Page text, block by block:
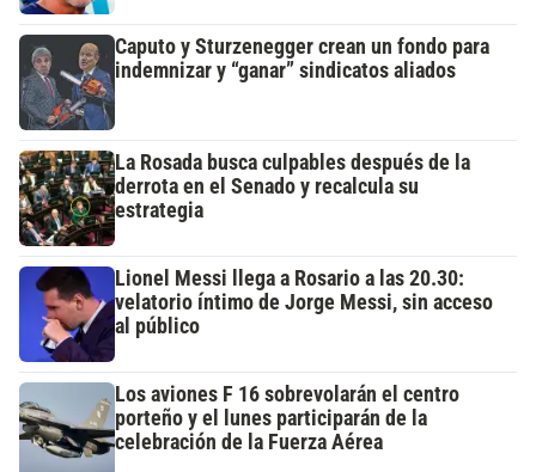
Caputo y Sturzenegger crean un fondo para
indemnizar y “ganar” sindicatos aliados
La Rosada busca culpables después de la
derrota en el Senado y recalcula su
estrategia
Lionel Messi llega a Rosario a las 20.30:
velatorio íntimo de Jorge Messi, sin acceso
al público
Los aviones F 16 sobrevolarán el centro
porteño y el lunes participarán de la
celebración de la Fuerza Aérea